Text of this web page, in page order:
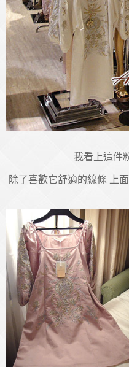
我看上這件
除了喜歡它舒適的線條 上